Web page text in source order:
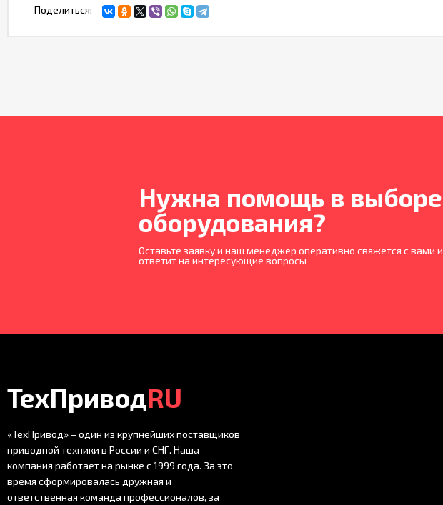
Поделиться:
Нужна помощь в выборе
оборудования?
Оставьте заявку и наш менеджер оперативно свяжется с вами и
ответит на интересующие вопросы
ТехПриводRU
«ТехПривод» – один из крупнейших поставщиков
приводной техники в России и СНГ. Наша
компания работает на рынке с 1999 года. За это
время сформировалась дружная и
ответственная команда профессионалов, за